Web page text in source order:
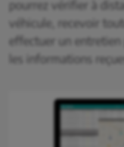
pourrez vérifier à
véhicule, recevoir
effectuer un
les informations